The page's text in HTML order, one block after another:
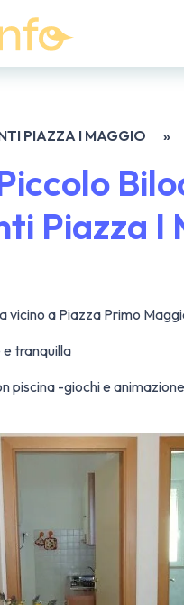
PIAZZA I MAGGIO »
Piazza I
vicino a Piazza Primo
tranquilla
piscina -giochi e animazione